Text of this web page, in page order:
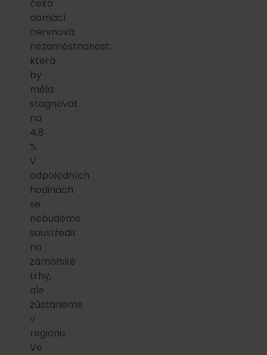
čeká
domácí
červnová
nezaměstnanost,
která
by
měla
stagnovat
na
4,8
%.
V
odpoledních
hodinách
se
nebudeme
soustředit
na
zámořské
trhy,
ale
zůstaneme
v
regionu.
Ve